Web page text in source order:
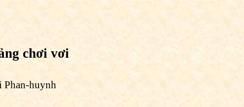
chơi vơi
Phan-huynh